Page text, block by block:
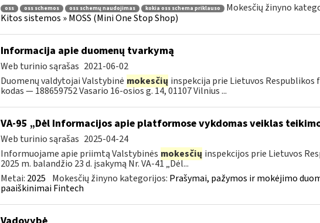
oss oss schemos oss schemų naudojimas kokia oss schema priklauso Mokesčių žinyno
Kitos sistemos » MOSS (Mini One Stop Shop)
Informacija apie duomenų tvarkymą
Web turinio sąrašas 2021-06-02
Duomenų valdytojai Valstybinė mokesčių inspekcija prie Lietuvos
kodas — 188659752 Vasario 16-osios g. 14, 01107 Vilnius ...
VA-95 „Dėl Informacijos apie platformose vykdomas veiklas
Web turinio sąrašas 2025-04-24
Informuojame apie priimtą Valstybinės mokesčių inspekcijos prie Lietuvos
2025 m. balandžio 23 d. įsakymą Nr. VA-41 „Dėl...
Metai: 2025 Mokesčių žinyno kategorijos: Prašymai, pažymos ir mokėjimo
paaiškinimai Fintech